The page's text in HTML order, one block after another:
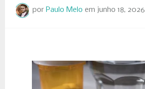
por Paulo Melo em junho 18, 2026